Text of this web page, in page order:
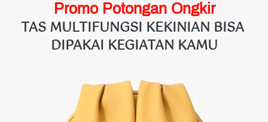
Promo Potongan Ongkir
TAS MULTIFUNGSI KEKINIAN BISA
DIPAKAI KEGIATAN KAMU